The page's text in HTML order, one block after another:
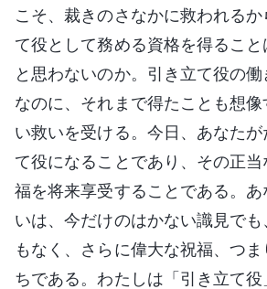
こそ、裁きのさなかに救われる
て役として務める資格を得るこ
と思わないのか。引き立て役の
なのに、それまで得たことも想
い救いを受ける。今日、あなた
て役になることであり、その正
福を将来享受することである。
いは、今だけのはかない識見で
もなく、さらに偉大な祝福、つ
ちである。わたしは「引き立て